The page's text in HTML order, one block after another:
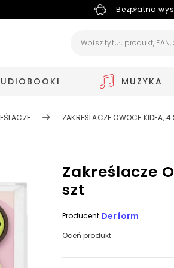
Bezpłatna
MUZYKA
ZAKREŚLACZE OWOCE KIDEA, 4
Zakreślacze
szt
Producent:Derform
Oceń produkt